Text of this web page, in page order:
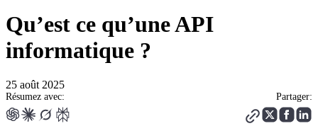
Qu’est ce qu’une API
informatique ?
25 août 2025
Résumez avec: Partager: